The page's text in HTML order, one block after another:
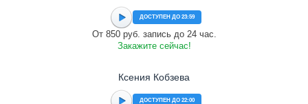
ДОСТУПЕН ДО 23:59
От 850 руб. запись до 24 час.
Закажите сейчас!
Ксения Кобзева
ДОСТУПЕН ДО 22:00